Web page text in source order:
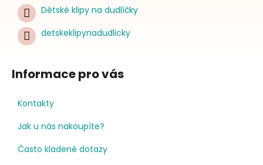
Dětské klipy na dudlíčky
detskeklipynadudlicky
Informace pro vás
Kontakty
Jak u nás nakoupíte?
Často kladené dotazy